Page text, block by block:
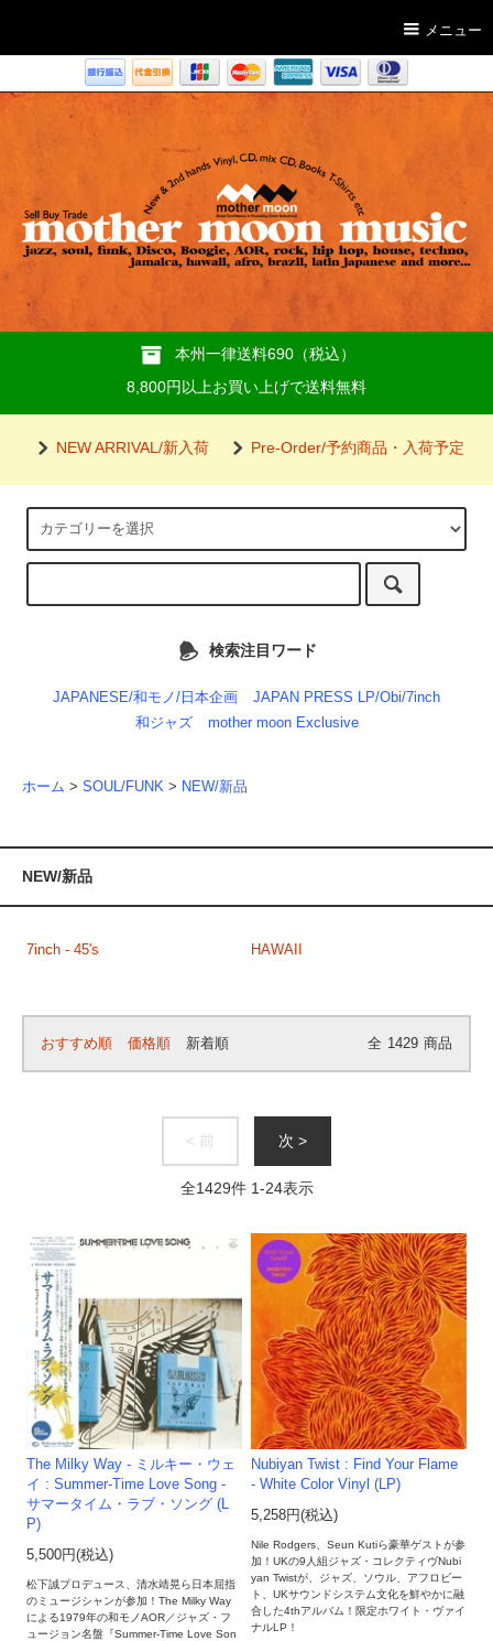
メニュー
本州一律送料690（税込）
8,800円以上お買い上げで送料無料
NEW ARRIVAL/新入荷 Pre-Order/予約商品・入荷予定
検索注目ワード
JAPANESE/和モノ/日本企画
JAPAN PRESS LP/Obi/7inch
和ジャズ
mother moon Exclusive
ホーム > SOUL/FUNK > NEW/新品
NEW/新品
7inch - 45's HAWAII
おすすめ順 価格順 新着順 全 1429 商品
< 前 次 >
全1429件 1-24表示
The Milky Way - ミルキー・ウェ
イ : Summer-Time Love Song -
サマータイム・ラブ・ソング (L
P)
5,500円(税込)
松下誠プロデュース、清水靖晃ら日本屈指
のミュージシャンが参加！The Milky Way
による1979年の和モノAOR／ジャズ・フ
ュージョン名盤『Summer-Time Love Son
Nubiyan Twist : Find Your Flame
- White Color Vinyl (LP)
5,258円(税込)
Nile Rodgers、Seun Kutiら豪華ゲストが参
加！UKの9人組ジャズ・コレクティヴNubi
yan Twistが、ジャズ、ソウル、アフロビー
ト、UKサウンドシステム文化を鮮やかに融
合した4thアルバム！限定ホワイト・ヴァイ
ナルLP！